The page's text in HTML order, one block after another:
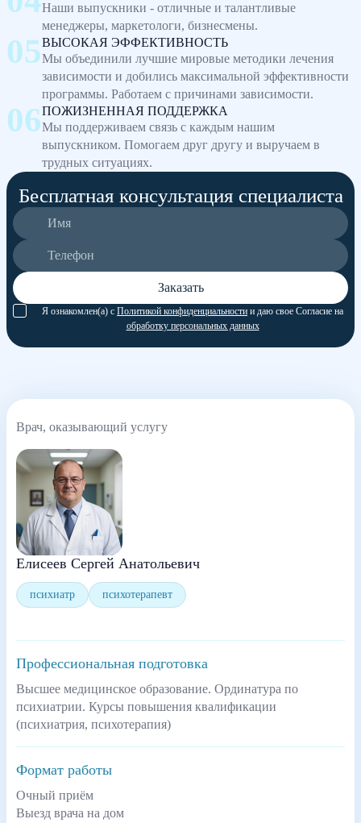
Наши выпускники - отличные и талантливые
менеджеры, маркетологи, бизнесмены.
ВЫСОКАЯ ЭФФЕКТИВНОСТЬ
Мы объединили лучшие мировые методики лечения
зависимости и добились максимальной эффективности
программы. Работаем с причинами зависимости.
ПОЖИЗНЕННАЯ ПОДДЕРЖКА
Мы поддерживаем связь с каждым нашим
выпускником. Помогаем друг другу и выручаем в
трудных ситуациях.
Бесплатная консультация специалиста
Заказать
Я ознакомлен(а) с Политикой конфиденциальности и даю свое Согласие на
обработку персональных данных
Врач, оказывающий услугу
Елисеев Сергей Анатольевич
психиатр психотерапевт
Профессиональная подготовка
Высшее медицинское образование. Ординатура по
психиатрии. Курсы повышения квалификации
(психиатрия, психотерапия)
Формат работы
Очный приём
Выезд врача на дом